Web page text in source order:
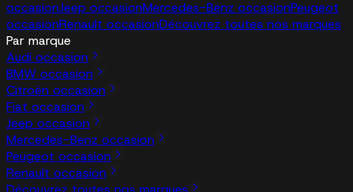
occasionJeep occasionMercedes-Benz occasionPeugeot
occasionRenault occasionDécouvrez toutes nos marques
Par marque
Audi occasion
BMW occasion
Citroën occasion
Fiat occasion
Jeep occasion
Mercedes-Benz occasion
Peugeot occasion
Renault occasion